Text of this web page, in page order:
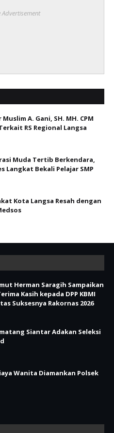
Advertisement
A. Gani, SH. MH. CPM
RS Regional Langsa
Muda Tertib Berkendara,
Langkat Bekali Pelajar SMP
Kota Langsa Resah dengan
Herman Saragih Sampaikan
Kasih kepada DPP KBMI
Suksesnya Rakornas 2026
Siantar Adakan Seleksi
Wanita Diamankan Polsek